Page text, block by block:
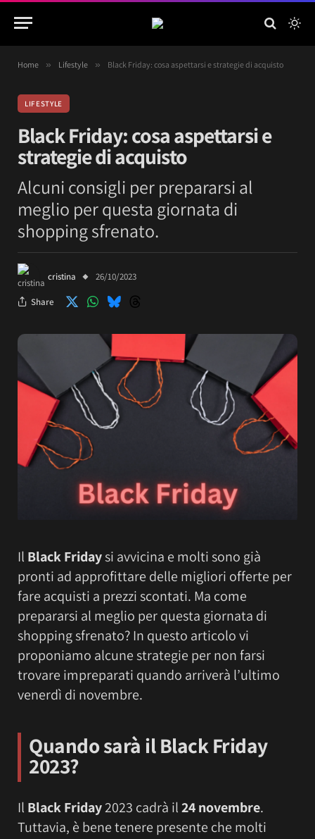
Home » Lifestyle » Black Friday: cosa aspettarsi e strategie di acquisto
LIFESTYLE
Black Friday: cosa aspettarsi e
strategie di acquisto
Alcuni consigli per prepararsi al
meglio per questa giornata di
shopping sfrenato.
cristina 26/10/2023
Share
Il Black Fridaysi avvicina e molti sono già
pronti ad approfittare delle migliori offerte per
fare acquisti a prezzi scontati. Ma come
prepararsi al meglio per questa giornata di
shopping sfrenato? In questo articolo vi
proponiamo alcune strategie per non farsi
trovare impreparati quando arriverà l’ultimo
venerdì di novembre.
Quando sarà ilBlack Friday
2023?
Il Black Friday2023 cadrà il24 novembre.
Tuttavia, è bene tenere presente che molti